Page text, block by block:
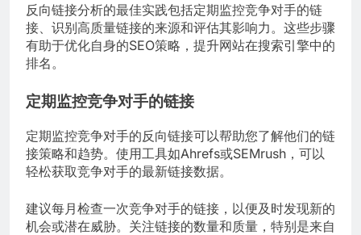
反向链接分析的最佳实践包括定期监控竞争对手的链
接、识别高质量链接的来源和评估其影响力。这些步骤
有助于优化自身的SEO策略，提升网站在搜索引擎中的
排名。
定期监控竞争对手的链接
定期监控竞争对手的反向链接可以帮助您了解他们的链
接策略和趋势。使用工具如Ahrefs或SEMrush，可以
轻松获取竞争对手的最新链接数据。
建议每月检查一次竞争对手的链接，以便及时发现新的
机会或潜在威胁。关注链接的数量和质量，特别是来自